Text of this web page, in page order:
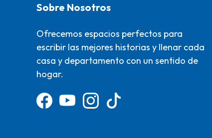
Sobre Nosotros
Ofrecemos espacios perfectos para
escribir las mejores historias y llenar cada
casa y departamento con un sentido de
hogar.